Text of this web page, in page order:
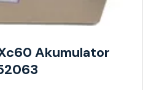
Akumulator